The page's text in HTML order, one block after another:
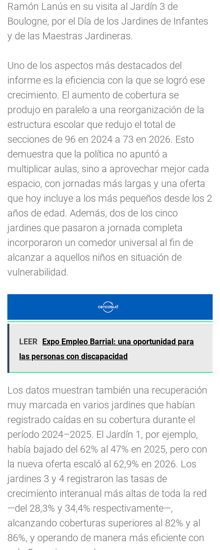
Ramón Lanús en su visita al Jardín 3 de
Boulogne, por el Día de los Jardines de Infantes
y de las Maestras Jardineras.
Uno de los aspectos más destacados del
informe es la eficiencia con la que se logró ese
crecimiento. El aumento de cobertura se
produjo en paralelo a una reorganización de la
estructura escolar que redujo el total de
secciones de 96 en 2024 a 73 en 2026. Esto
demuestra que la política no apuntó a
multiplicar aulas, sino a aprovechar mejor cada
espacio, con jornadas más largas y una oferta
que hoy incluye a los más pequeños desde los 2
años de edad. Además, dos de los cinco
jardines que pasaron a jornada completa
incorporaron un comedor universal al fin de
alcanzar a aquellos niños en situación de
vulnerabilidad.
LEER
Expo Empleo Barrial: una oportunidad para
las personas con discapacidad
Los datos muestran también una recuperación
muy marcada en varios jardines que habían
registrado caídas en su cobertura durante el
período 2024–2025. El Jardín 1, por ejemplo,
había bajado del 62% al 47% en 2025, pero con
la nueva oferta escaló al 62,9% en 2026. Los
jardines 3 y 4 registraron las tasas de
crecimiento interanual más altas de toda la red
—del 28,3% y 34,4% respectivamente—,
alcanzando coberturas superiores al 82% y al
86%, y operando de manera más eficiente con